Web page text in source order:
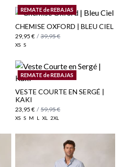
REMATE de REBAJAS
CHEMISE OXFORD | BLEU CIEL
29,95 € / 39,95 €
XS S
REMATE de REBAJAS
VESTE COURTE EN SERGÉ |
KAKI
23,95 € / 59,95 €
XS S M L XL 2XL